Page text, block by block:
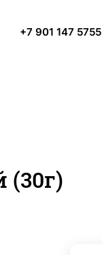
+7 901 147 5755